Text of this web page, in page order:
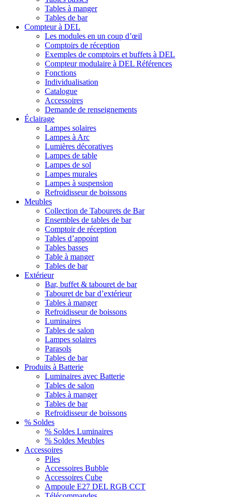
Tables à manger
Tables de bar
Compteur à DEL
Les modules en un coup d’œil
Comptoirs de réception
Exemples de comptoirs et buffets à DEL
Compteur modulaire à DEL Références
Fonctions
Individualisation
Catalogue
Accessoires
Demande de renseignements
Éclairage
Lampes solaires
Lampes à Arc
Lumières décoratives
Lampes de table
Lampes de sol
Lampes murales
Lampes à suspension
Refroidisseur de boissons
Meubles
Collection de Tabourets de Bar
Ensembles de tables de bar
Comptoir de réception
Tables d’appoint
Tables basses
Table à manger
Tables de bar
Extérieur
Bar, buffet & tabouret de bar
Tabouret de bar d’extérieur
Tables à manger
Refroidisseur de boissons
Luminaires
Tables de salon
Lampes solaires
Parasols
Tables de bar
Produits à Batterie
Luminaires avec Batterie
Tables de salon
Tables à manger
Tables de bar
Refroidisseur de boissons
% Soldes
% Soldes Luminaires
% Soldes Meubles
Accessoires
Piles
Accessoires Bubble
Accessoires Cube
Ampoule E27 DEL RGB CCT